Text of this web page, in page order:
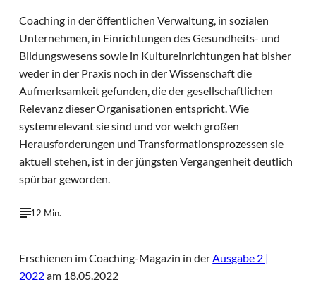
Coaching in der öffentlichen Verwaltung, in sozialen
Unternehmen, in Einrichtungen des Gesundheits- und
Bildungswesens sowie in Kultureinrichtungen hat bisher
weder in der Praxis noch in der Wissenschaft die
Aufmerksamkeit gefunden, die der gesellschaftlichen
Relevanz dieser Organisationen entspricht. Wie
systemrelevant sie sind und vor welch großen
Herausforderungen und Transformationsprozessen sie
aktuell stehen, ist in der jüngsten Vergangenheit deutlich
spürbar geworden.
12 Min.
Erschienen im Coaching-Magazin in derAusgabe 2 |
2022am 18.05.2022